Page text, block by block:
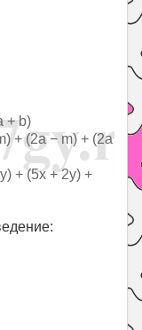
+ b)
+ (2а − m) + (2а
+ (5x + 2у) +